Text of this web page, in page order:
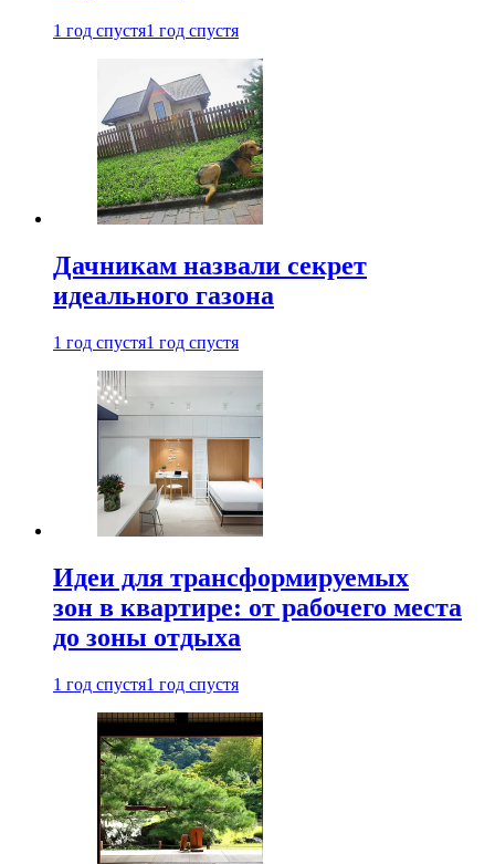
1 год спустя1 год спустя
Дачникам назвали секрет
идеального газона
1 год спустя1 год спустя
Идеи для трансформируемых
зон в квартире: от рабочего места
до зоны отдыха
1 год спустя1 год спустя